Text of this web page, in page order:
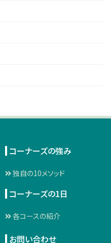
コーナーズの強み
独自の10メソッド
コーナーズの1日
各コースの紹介
お問い合わせ